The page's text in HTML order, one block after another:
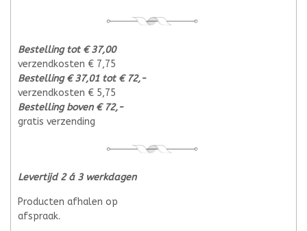
Bestelling tot € 37,00
verzendkosten € 7,75
Bestelling € 37,01 tot € 72,-
verzendkosten € 5,75
Bestelling boven € 72,-
gratis verzending
Levertijd 2 á 3 werkdagen
Producten afhalen op
afspraak.